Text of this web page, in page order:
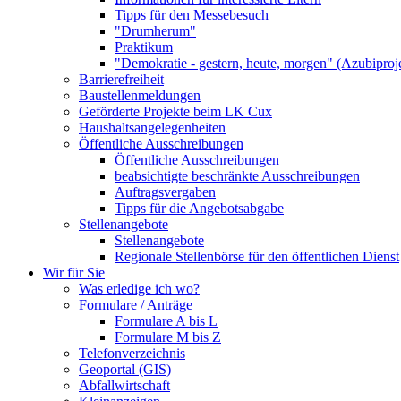
Tipps für den Messebesuch
"Drumherum"
Praktikum
"Demokratie - gestern, heute, morgen"
Barrierefreiheit
Baustellenmeldungen
Geförderte Projekte beim LK Cux
Haushaltsangelegenheiten
Öffentliche Ausschreibungen
Öffentliche Ausschreibungen
beabsichtigte beschränkte Ausschreibungen
Auftragsvergaben
Tipps für die Angebotsabgabe
Stellenangebote
Stellenangebote
Regionale Stellenbörse für den öffentlichen Dienst
Wir für Sie
Was erledige ich wo?
Formulare / Anträge
Formulare A bis L
Formulare M bis Z
Telefonverzeichnis
Geoportal (GIS)
Abfallwirtschaft